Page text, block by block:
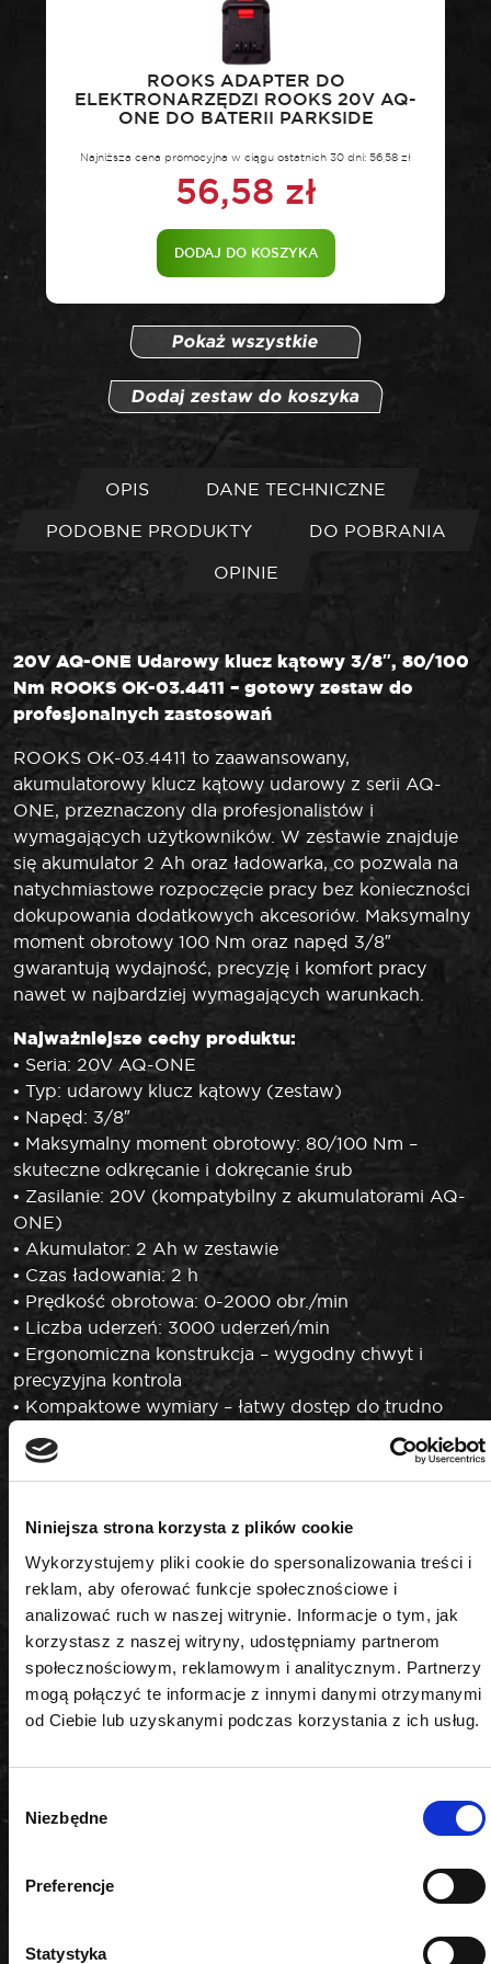
Niniejsza strona korzysta z plików cookie
Wykorzystujemy pliki cookie do spersonalizowania treści i
reklam, aby oferować funkcje społecznościowe i
analizować ruch w naszej witrynie. Informacje o tym, jak
korzystasz z naszej witryny, udostępniamy partnerom
społecznościowym, reklamowym i analitycznym. Partnerzy
mogą połączyć te informacje z innymi danymi otrzymanymi
od Ciebie lub uzyskanymi podczas korzystania z ich usług.
zgody
Niezbędne
Preferencje
Statystyka
ROOKS ADAPTER DO
ELEKTRONARZĘDZI ROOKS 20V AQ-
ONE DO BATERII PARKSIDE
Najniższa cena promocyjna w ciągu ostatnich 30 dni: 56,58 zł
56,58 zł
DODAJ DO KOSZYKA
Pokaż wszystkie
Dodaj zestaw do koszyka
OPIS
DANE TECHNICZNE
PODOBNE PRODUKTY
DO POBRANIA
OPINIE
20V AQ-ONE Udarowy klucz kątowy 3/8″, 80/100
Nm ROOKS OK-03.4411 – gotowy zestaw do
profesjonalnych zastosowań
ROOKS OK-03.4411 to zaawansowany,
akumulatorowy klucz kątowy udarowy z serii AQ-
ONE, przeznaczony dla profesjonalistów i
wymagających użytkowników. W zestawie znajduje
się akumulator 2 Ah oraz ładowarka, co pozwala na
natychmiastowe rozpoczęcie pracy bez konieczności
dokupowania dodatkowych akcesoriów. Maksymalny
moment obrotowy 100 Nm oraz napęd 3/8″
gwarantują wydajność, precyzję i komfort pracy
nawet w najbardziej wymagających warunkach.
Najważniejsze cechy produktu:
• Seria: 20V AQ-ONE
• Typ: udarowy klucz kątowy (zestaw)
• Napęd: 3/8″
• Maksymalny moment obrotowy: 80/100 Nm –
skuteczne odkręcanie i dokręcanie śrub
• Zasilanie: 20V (kompatybilny z akumulatorami AQ-
ONE)
• Akumulator: 2 Ah w zestawie
• Czas ładowania: 2 h
• Prędkość obrotowa: 0-2000 obr./min
• Liczba uderzeń: 3000 uderzeń/min
• Ergonomiczna konstrukcja – wygodny chwyt i
precyzyjna kontrola
• Kompaktowe wymiary – łatwy dostęp do trudno
dostępnych miejsc
• Uniwersalne zastosowanie – warsztat, serwis,
motoryzacja, dom
• Gniazdo: 1/2″ + 1/4″ HEX
• Zestaw zawiera: klucz kątowy udarowy, akumulator
2 Ah, ładowarka
Bezpieczeństwo i komfort użytkowania
Klucz kątowy ROOKS został zaprojektowany z myślą
o wygodzie i bezpieczeństwie użytkownika.
Ergonomiczny uchwyt oraz kompaktowa konstrukcja
ciasnych przestrzeniach.
Zastosowanie
20V AQ-ONE Udarowy klucz kątowy ROOKS OK-
serwisu w warsztacie, garażu, serwisie